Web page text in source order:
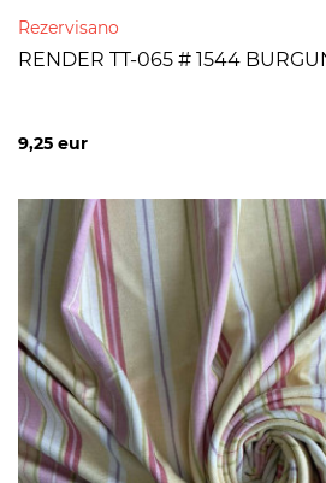
Rezervisano
RENDER TT-065 # 1544
9,25 eur